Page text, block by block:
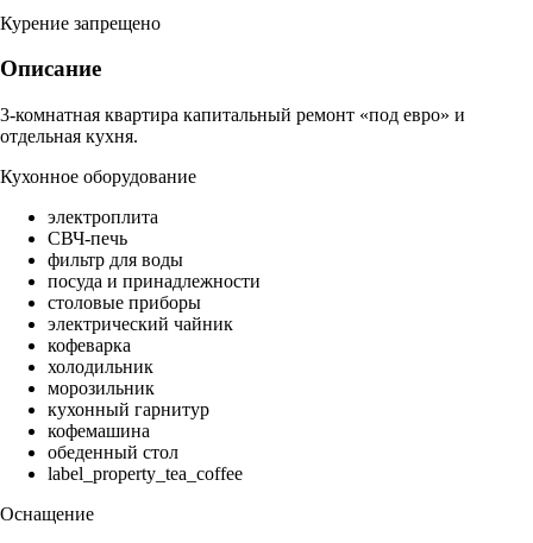
Курение запрещено
Описание
3-комнатная квартира капитальный ремонт «под евро» и
отдельная кухня.
Кухонное оборудование
электроплита
СВЧ-печь
фильтр для воды
посуда и принадлежности
столовые приборы
электрический чайник
кофеварка
холодильник
морозильник
кухонный гарнитур
кофемашина
обеденный стол
label_property_tea_coffee
Оснащение